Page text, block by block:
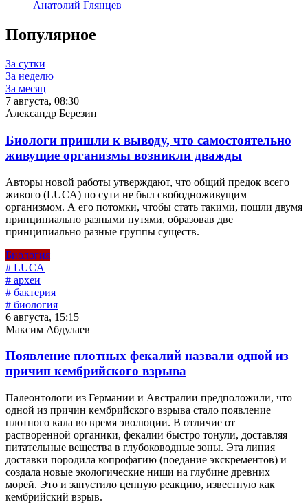
Анатолий Глянцев
Популярное
За сутки
За неделю
За месяц
7 августа, 08:30
Александр Березин
Биологи пришли к выводу, что самостоятельно
живущие организмы возникли дважды
Авторы новой работы утверждают, что общий предок всего
живого (LUCA) по сути не был свободноживущим
организмом. А его потомки, чтобы стать такими, пошли двумя
принципиально разными путями, образовав две
принципиально разные группы существ.
Биология
# LUCA
# археи
# бактерия
# биология
6 августа, 15:15
Максим Абдулаев
Появление плотных фекалий назвали одной из
причин кембрийского взрыва
Палеонтологи из Германии и Австралии предположили, что
одной из причин кембрийского взрыва стало появление
плотного кала во время эволюции. В отличие от
растворенной органики, фекалии быстро тонули, доставляя
питательные вещества в глубоководные зоны. Эта линия
доставки породила копрофагию (поедание экскрементов) и
создала новые экологические ниши на глубине древних
морей. Это и запустило цепную реакцию, известную как
кембрийский взрыв.